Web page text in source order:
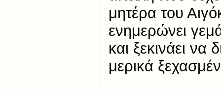
μητέρα του
ενημερώνει
και ξεκινάει να
μερικά